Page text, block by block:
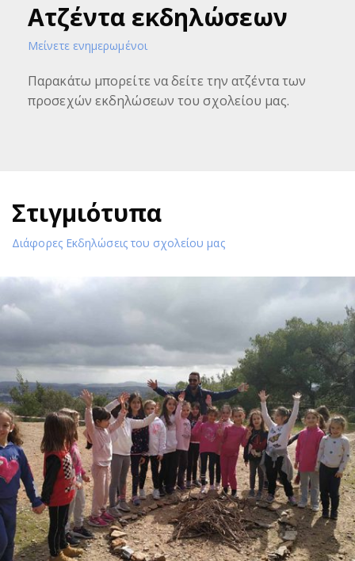
Ατζέντα εκδηλώσεων
Μείνετε ενημερωμένοι
Παρακάτω μπορείτε να δείτε την ατζέντα των
προσεχών εκδηλώσεων του σχολείου μας.
Στιγμιότυπα
Διάφορες Εκδηλώσεις του σχολείου μας